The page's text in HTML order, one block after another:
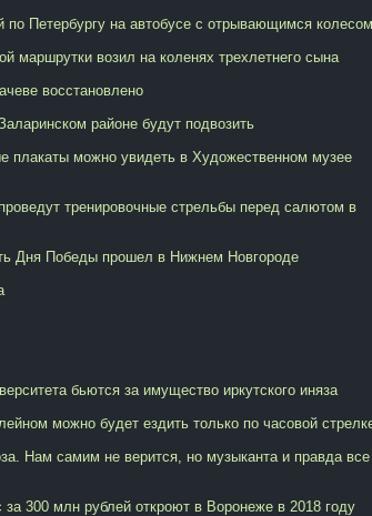
по Петербургу на автобусе с отрывающимся колесом
маршрутки возил на коленях трехлетнего сына
восстановлено
районе будут подвозить
плакаты можно увидеть в Художественном музее
тренировочные стрельбы перед салютом в
Дня Победы прошел в Нижнем Новгороде
бьются за имущество иркутского иняза
можно будет ездить только по часовой
Нам самим не верится, но музыканта и правда все
за 300 млн рублей откроют в Воронеже в 2018 году